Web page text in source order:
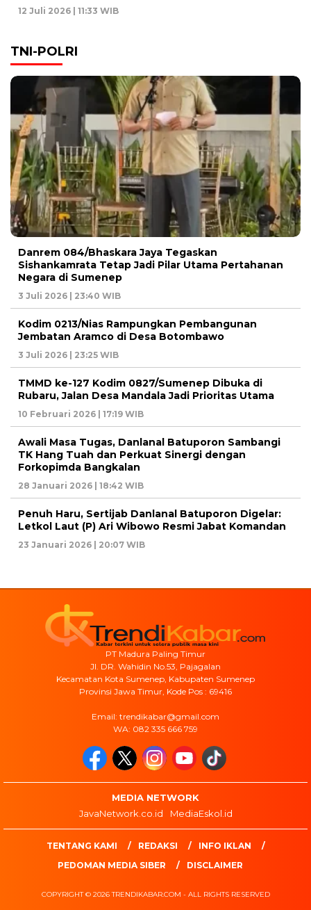
12 Juli 2026 | 11:33 WIB
TNI-POLRI
Danrem 084/Bhaskara Jaya Tegaskan
Sishankamrata Tetap Jadi Pilar Utama Pertahanan
Negara di Sumenep
3 Juli 2026 | 23:40 WIB
Kodim 0213/Nias Rampungkan Pembangunan
Jembatan Aramco di Desa Botombawo
3 Juli 2026 | 23:25 WIB
TMMD ke-127 Kodim 0827/Sumenep Dibuka di
Rubaru, Jalan Desa Mandala Jadi Prioritas Utama
10 Februari 2026 | 17:19 WIB
Awali Masa Tugas, Danlanal Batuporon Sambangi
TK Hang Tuah dan Perkuat Sinergi dengan
Forkopimda Bangkalan
28 Januari 2026 | 18:42 WIB
Penuh Haru, Sertijab Danlanal Batuporon Digelar:
Letkol Laut (P) Ari Wibowo Resmi Jabat Komandan
23 Januari 2026 | 20:07 WIB
PT Madura Paling Timur
Jl. DR. Wahidin No.53, Pajagalan
Kecamatan Kota Sumenep, Kabupaten Sumenep
Provinsi Jawa Timur, Kode Pos : 69416
Email: trendikabar@gmail.com
WA: 082 335 666 759
MEDIA NETWORK
JavaNetwork.co.id
MediaEskol.id
TENTANG KAMI REDAKSI
INFO IKLAN
PEDOMAN MEDIA SIBER
DISCLAIMER
COPYRIGHT © 2026 TRENDIKABAR.COM - ALL RIGHTS RESERVED